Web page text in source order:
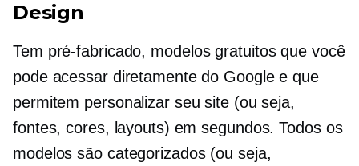
Design
Tem pré-fabricado, modelos gratuitos que você
pode acessar diretamente do Google e que
permitem personalizar seu site (ou seja,
fontes, cores, layouts) em segundos. Todos os
modelos são categorizados (ou seja,